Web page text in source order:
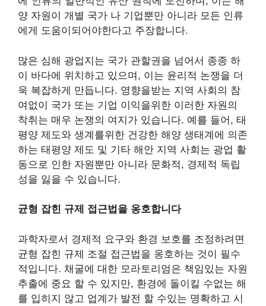
양 자원이 개별 국가 나 기업뿐만 아니라 모든 인류
에게 도움이되어야한다고 주장합니다.
많은 심해 광업지는 국가 관할권을 넘어서 종종 하
이 바다에 위치하고 있으며, 이는 윤리적 논쟁을 더
욱 복잡하게 만듭니다. 영향을받는 지역 사회의 참
여없이 국가 또는 기업 이익을위한 이러한 자원의
착취는 매우 논쟁의 여지가 있습니다. 예를 들어, 태
평양 제도와 생계를위한 건강한 해양 생태계에 의존
하는 태평양 제도 및 기타 해안 지역 사회는 광업 활
동으로 인한 자원뿐만 아니라 문화적, 경제적 독립
성을 잃을 수 있습니다.
균형 잡힌 규제 접근법을 옹호합니다
과학자로서 경제적 요구와 환경 보호를 조정하려면
균형 잡힌 규제 조절 접근법을 옹호하는 것이 필수
적입니다. 채굴에 대한 모라토리엄은 책임있는 자원
추출에 중요 할 수 있지만, 환경에 돌이킬 수없는 해
를 입히지 않고 업계가 발전 할 수있는 명확하고 시